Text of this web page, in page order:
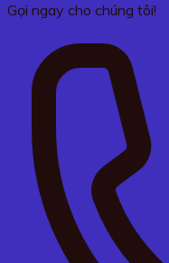
Gọi ngay cho chúng tôi!